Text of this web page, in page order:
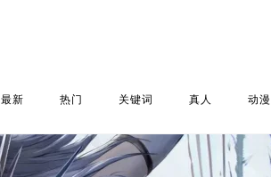
最新 热门 关键词 真人 动漫